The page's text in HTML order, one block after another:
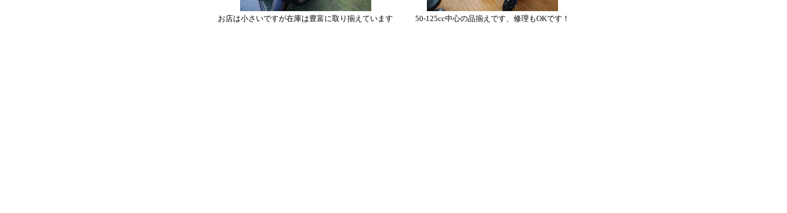
お店は小さいですが在庫は豊富に取り揃えています 50-125cc中心の品揃えです、修理もOKです！